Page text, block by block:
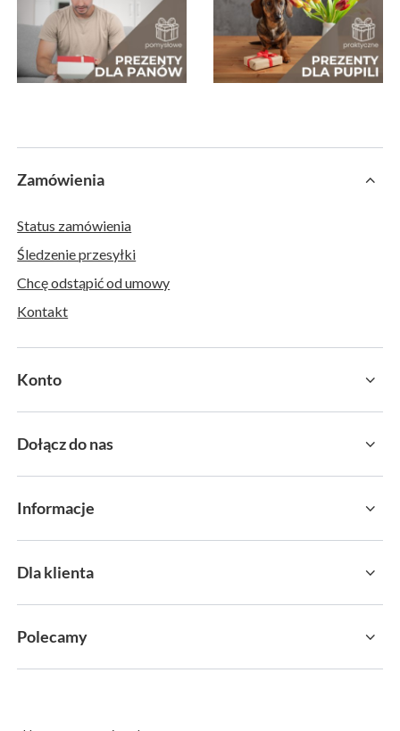
Zamówienia
Status zamówienia
Śledzenie przesyłki
Chcę odstąpić od umowy
Kontakt
Konto
Dołącz do nas
Informacje
Dla klienta
Polecamy